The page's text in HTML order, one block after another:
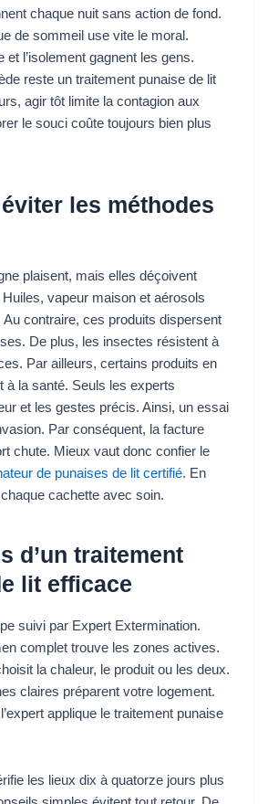
chaque nuit sans action de fond.
de sommeil use vite le moral.
et l’isolement gagnent les gens.
reste un traitement punaise de lit
agir tôt limite la contagion aux
le souci coûte toujours bien plus
les méthodes
plaisent, mais elles déçoivent
vapeur maison et aérosols
Au contraire, ces produits dispersent
De plus, les insectes résistent à
Par ailleurs, certains produits en
à la santé. Seuls les experts
et les gestes précis. Ainsi, un essai
Par conséquent, la facture
chute. Mieux vaut donc confier le
de punaises de lit certifié. En
cachette avec soin.
d’un traitement
lit efficace
suivi par Expert Extermination.
complet trouve les zones actives.
la chaleur, le produit ou les deux.
claires préparent votre logement.
applique le traitement punaise
les lieux dix à quatorze jours plus